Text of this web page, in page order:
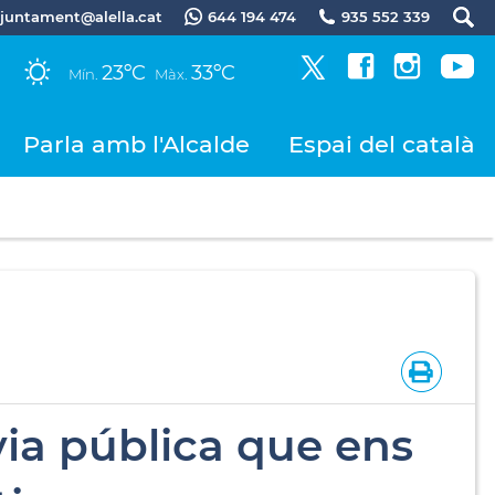
644 194 474 935 552 339
Mín. 23ºC Màx. 33ºC
Parla amb l'Alcalde Espai del català
pública que ens